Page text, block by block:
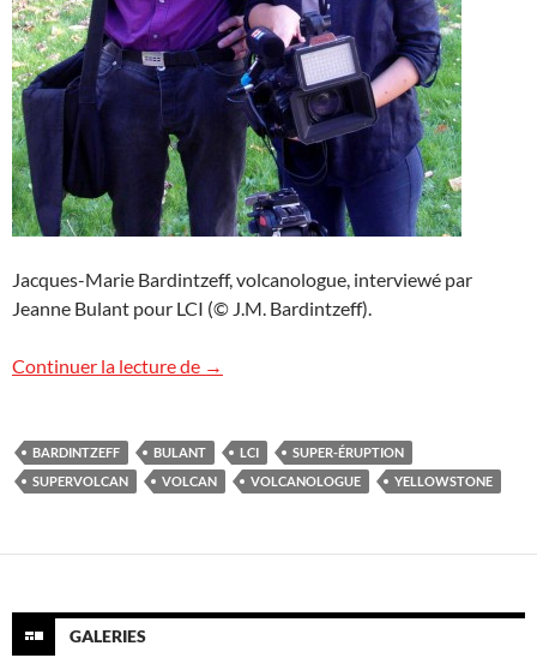
Jacques-Marie Bardintzeff, volcanologue, interviewé par
Jeanne Bulant pour LCI (© J.M. Bardintzeff).
Continuer la lecture de Le « réveil » de Yellowstone sur LCI
→
BARDINTZEFF BULANT LCI
SUPER-ÉRUPTION
SUPERVOLCAN
VOLCAN VOLCANOLOGUE YELLOWSTONE
GALERIES